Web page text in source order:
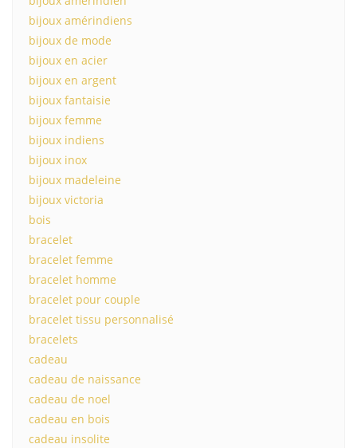
bijoux amérindiens
bijoux de mode
bijoux en acier
bijoux en argent
bijoux fantaisie
bijoux femme
bijoux indiens
bijoux inox
bijoux madeleine
bijoux victoria
bois
bracelet
bracelet femme
bracelet homme
bracelet pour couple
bracelet tissu personnalisé
bracelets
cadeau
cadeau de naissance
cadeau de noel
cadeau en bois
cadeau insolite